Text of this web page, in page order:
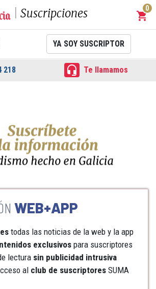
Suscripciones shopping_cart
0
YA SOY SUSCRIPTOR
218  Te llamamos
WEB+APP
todas las noticias de la web y la app
exclusivospara suscriptores
lectura sin publicidad intrusiva
al club de suscriptores SUMA